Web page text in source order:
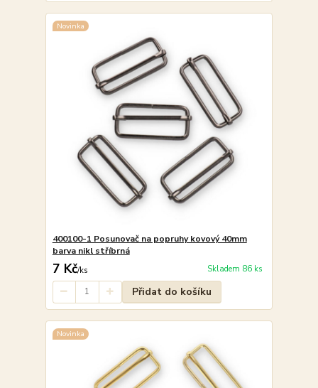
Novinka
400100-1 Posunovač na popruhy kovový 40mm
barva nikl stříbrná
7 Kč/ks Skladem 86 ks
Přidat do košíku
Novinka